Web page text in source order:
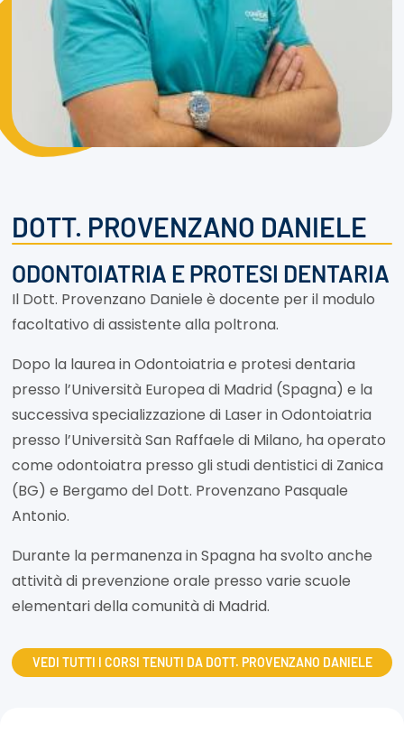
DOTT. PROVENZANO DANIELE
ODONTOIATRIA E PROTESI DENTARIA
Il Dott. Provenzano Daniele è docente per il modulo
facoltativo di assistente alla poltrona.
Dopo la laurea in Odontoiatria e protesi dentaria
presso l’Università Europea di Madrid (Spagna) e la
successiva specializzazione di Laser in Odontoiatria
presso l’Università San Raffaele di Milano, ha operato
come odontoiatra presso gli studi dentistici di Zanica
(BG) e Bergamo del Dott. Provenzano Pasquale
Antonio.
Durante la permanenza in Spagna ha svolto anche
attività di prevenzione orale presso varie scuole
elementari della comunità di Madrid.
VEDI TUTTI I CORSI TENUTI DA DOTT. PROVENZANO DANIELE